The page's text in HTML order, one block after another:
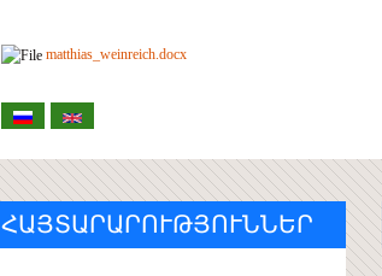
matthias_weinreich.docx
ՀԱՅՏԱՐԱՐՈՒԹՅՈՒՆՆԵՐ